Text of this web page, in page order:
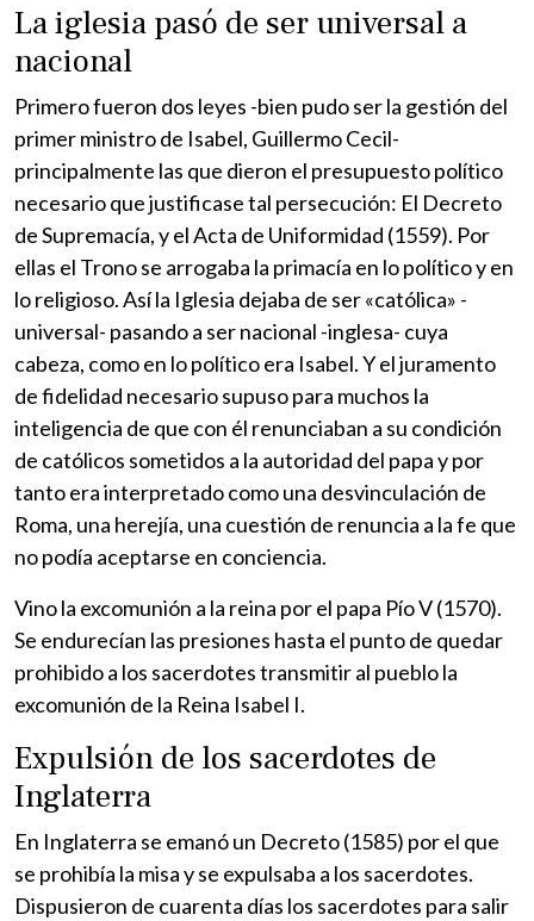
La iglesia pasó de ser universal a
nacional
Primero fueron dos leyes -bien pudo ser la gestión del
primer ministro de Isabel, Guillermo Cecil-
principalmente las que dieron el presupuesto político
necesario que justificase tal persecución: El Decreto
de Supremacía, y el Acta de Uniformidad (1559). Por
ellas el Trono se arrogaba la primacía en lo político y en
lo religioso. Así la Iglesia dejaba de ser «católica» -
universal- pasando a ser nacional -inglesa- cuya
cabeza, como en lo político era Isabel. Y el juramento
de fidelidad necesario supuso para muchos la
inteligencia de que con él renunciaban a su condición
de católicos sometidos a la autoridad del papa y por
tanto era interpretado como una desvinculación de
Roma, una herejía, una cuestión de renuncia a la fe que
no podía aceptarse en conciencia.
Vino la excomunión a la reina por el papa Pío V (1570).
Se endurecían las presiones hasta el punto de quedar
prohibido a los sacerdotes transmitir al pueblo la
excomunión de la Reina Isabel I.
Expulsión de los sacerdotes de
Inglaterra
En Inglaterra se emanó un Decreto (1585) por el que
se prohibía la misa y se expulsaba a los sacerdotes.
Dispusieron de cuarenta días los sacerdotes para salir